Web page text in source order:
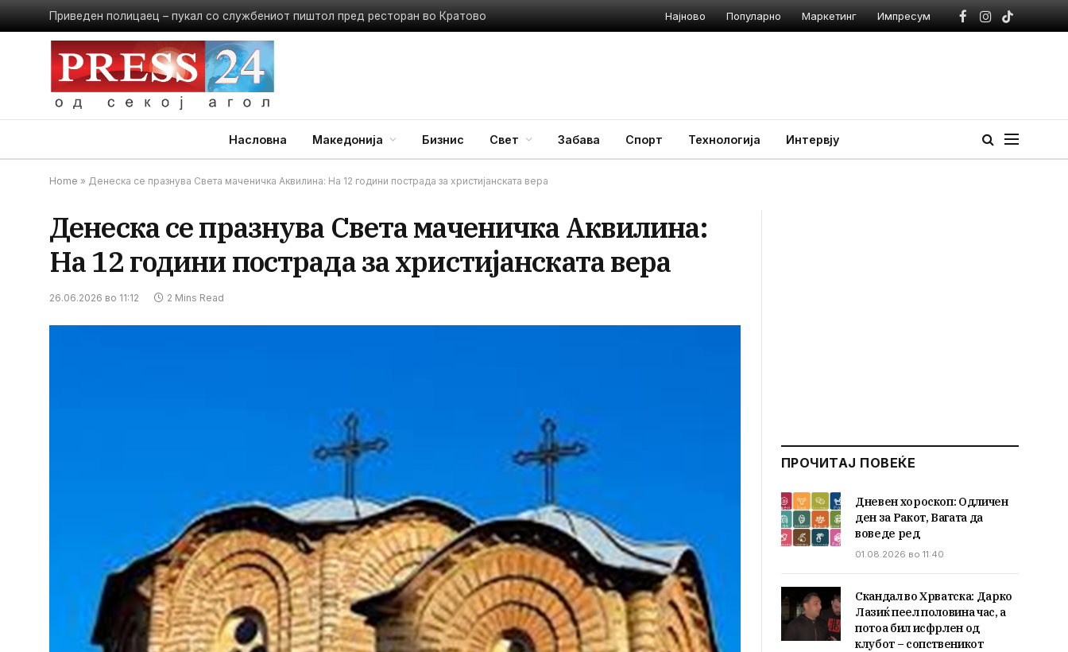
Приведен полицаец – пукал со службениот пиштол пред ресторан во Кратово Најново Популарно Маркетинг Импресум
Facebook
Instagram
TikTok
Насловна Македонија Бизнис Свет Забава Спорт Технологија Интервју
Home » Денеска се празнува Света маченичка Аквилина: На 12 години пострада за христијанската вера
Денеска се празнува Света маченичка Аквилина:
На 12 години пострада за христијанската вера
26.06.2026 во 11:12 2 Mins Read
ПРОЧИТАЈ ПОВЕЌЕ
Дневен хороскоп: Одличен
ден за Ракот, Вагата да
воведе ред
01.08.2026 во 11:40
Скандал во Хрватска: Дарко
Лазиќ пеел половина час, а
потоа бил исфрлен од
клубот – сопственикот